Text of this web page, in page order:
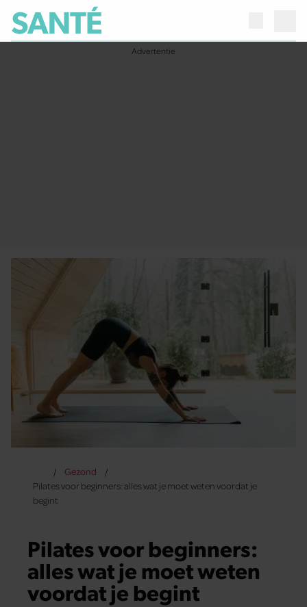
Gezond
Pilates voor beginners: alles wat je moet weten voordat je
begint
Pilates voor beginners:
alles wat je moet weten
voordat je begint